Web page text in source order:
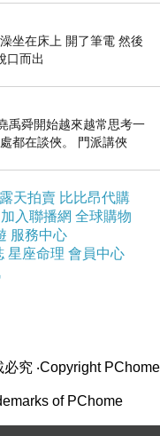
-佳菌任搭6盒(盒-60
坐在床上 開了筆電 然後
口而出
禹舜開始越來越常思考一
都在談俠。 門派講俠
露天拍賣 比比昂代購
加入聯播網 全球購物
服務中心
星座命理 會員中心
必究 ‧Copyright PChome
of PChome